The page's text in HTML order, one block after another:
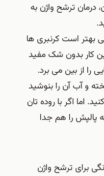
ترشح واژن به
بهتر است کرنبری ها
کار بدون شک مفید
را از بین می برد.
و آب آن را بنوشید
اما اگر با روده تان
را هم جدا
برای ترشح واژن